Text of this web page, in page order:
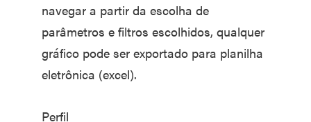
navegar a partir da escolha de
parâmetros e filtros escolhidos, qualquer
gráfico pode ser exportado para planilha
eletrônica (excel).
Perfil